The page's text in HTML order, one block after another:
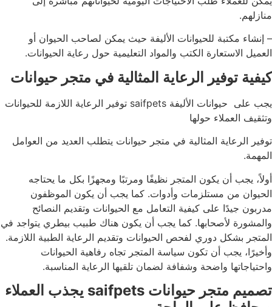
منازلهم.
– إنشاء مكتبة للحيوانات الأليفة حيث يمكن لصاحب الحيوان أو
العميل الاستعارة الكتب والمواد التعليمية حول رعاية الحيوانات.
كيفية توفير الرعاية المثالية في متجر حيوانات
يجب على حيوانات الأليفة saifpets توفير الرعاية اللازمة للحيوانات
وتثقيف العملاء حولها
توفير الرعاية المثالية في متجر حيوانات يتطلب العديد من العوامل
المهمة.
أولاً، يجب أن يكون المتجر نظيفًا ومرتبًا ومجهزًا بكل ما يحتاجه
الحيوان من مستلزمات وأدوات. كما يجب أن يكون الموظفون
مدربون جيدًا على كيفية التعامل مع الحيوانات وتقديم النصائح
والمشورة لأصحابها. كما يجب أن يكون هناك طبيب بيطري يتواجد في
المتجر بشكل دوري لفحص الحيوانات وتقديم الرعاية الطبية اللازمة.
وأخيرًا، يجب أن تكون سياسة المتجر تجاه رفاهية الحيوانات
واحتياجاتها واضحة وشفافة لضمان تلقيها الرعاية المناسبة.
تصميم متجر حيوانات saifpets يجذب العملاء